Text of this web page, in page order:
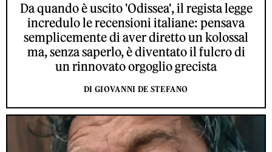
Da quando è uscito 'Odissea', il regista legge
incredulo le recensioni italiane: pensava
semplicemente di aver diretto un kolossal
ma, senza saperlo, è diventato il fulcro di
un rinnovato orgoglio grecista
DI GIOVANNI DE STEFANO